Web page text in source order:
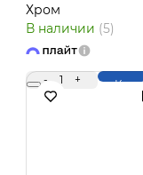
Хром
В наличии (5)
- 1 +